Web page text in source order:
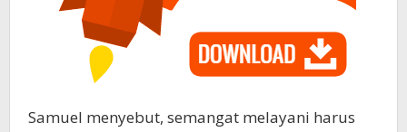
Samuel menyebut, semangat melayani harus